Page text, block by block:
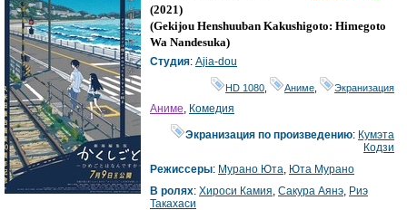
(2021)
(Gekijou Henshuuban Kakushigoto: Himegoto
Wa Nandesuka)
Студия: Ajia-dou
HD 1080 Аниме Экранизация
Аниме Комедия
Экранизация по произведению: Кумэта
Кодзи
Режиссеры: Мурано Юта Юта Мурано
В ролях: Хироси Камия Сакура Аянэ Риэ
Такахаси